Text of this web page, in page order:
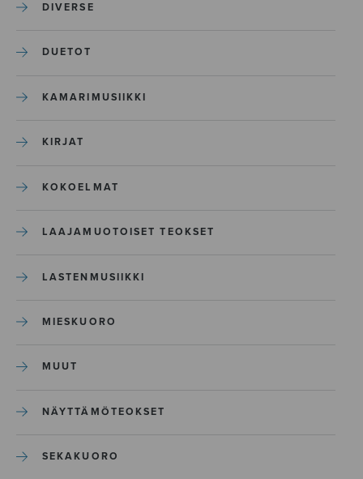
DIVERSE
DUETOT
KAMARIMUSIIKKI
KIRJAT
KOKOELMAT
LAAJAMUOTOISET TEOKSET
LASTENMUSIIKKI
MIESKUORO
MUUT
NÄYTTÄMÖTEOKSET
SEKAKUORO